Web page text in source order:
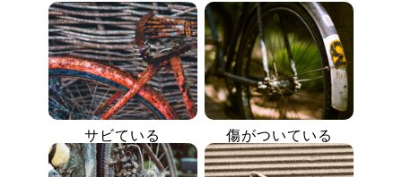
サビている 傷がついている